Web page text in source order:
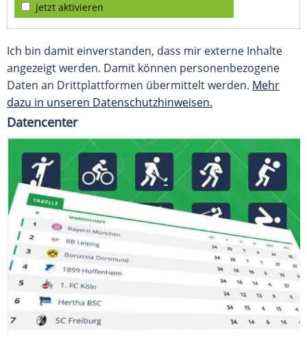
jetzt aktivieren
Ich bin damit einverstanden, dass mir externe Inhalte
angezeigt werden. Damit können personenbezogene
Daten an Drittplattformen übermittelt werden. Mehr
dazu in unseren Datenschutzhinweisen.
Datencenter